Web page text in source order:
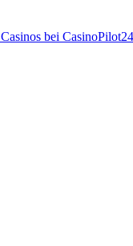
bei CasinoPilot24